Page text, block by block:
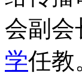
会副会
学任教